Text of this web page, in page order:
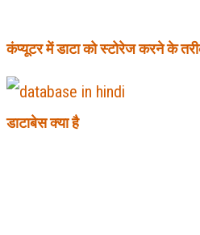
कंप्यूटर में डाटा को स्टोरेज करने के
डाटाबेस क्या है